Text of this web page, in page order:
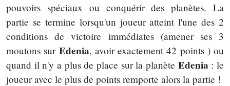
pouvoirs spéciaux ou conquérir des planètes. La
partie se termine lorsqu'un joueur atteint l'une des 2
conditions de victoire immédiates (amener ses 3
moutons sur Edenia, avoir exactement 42 points ) ou
quand il n'y a plus de place sur la planète Edenia : le
joueur avec le plus de points remporte alors la partie !